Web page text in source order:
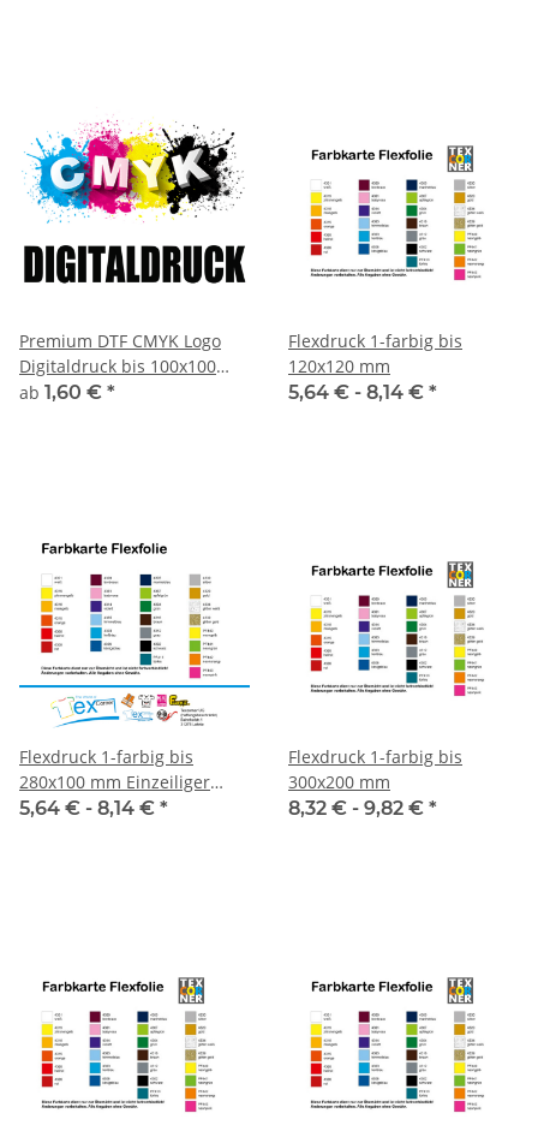
Premium DTF CMYK Logo
Digitaldruck bis 100x100
mm
ab 1,60 € *
Flexdruck 1-farbig bis
120x120 mm
5,64 € - 8,14 € *
Flexdruck 1-farbig bis
280x100 mm Einzeiliger
Druck
5,64 € - 8,14 € *
Flexdruck 1-farbig bis
300x200 mm
8,32 € - 9,82 € *